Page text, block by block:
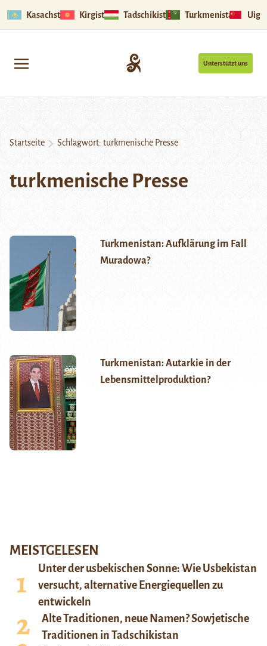
Kasachstan Kirgistan Tadschikistan Turkmenistan
Unterstützt uns
Startseite Schlagwort: turkmenische Presse
turkmenische Presse
Turkmenistan: Aufklärung im Fall
Muradowa?
Turkmenistan: Autarkie in der
Lebensmittelproduktion?
MEISTGELESEN
Unter der usbekischen Sonne: Wie Usbekistan
versucht, alternative Energiequellen zu
entwickeln
Alte Traditionen, neue Namen? Sowjetische
Traditionen in Tadschikistan